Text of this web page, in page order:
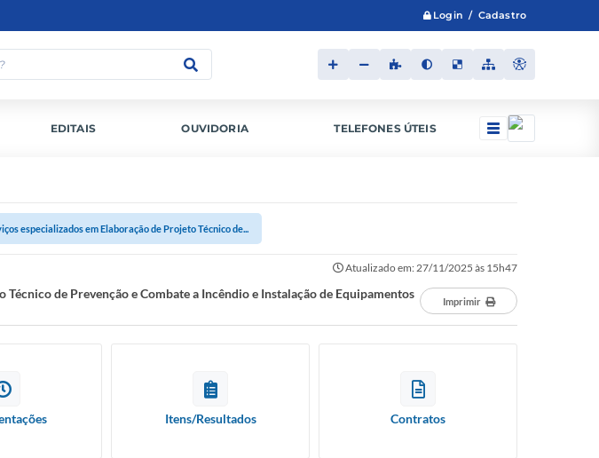
Login / Cadastro
EDITAIS OUVIDORIA TELEFONES ÚTEIS
especializados em Elaboração de Projeto Técnico de...
Atualizado em: 27/11/2025 às 15h47
de Prevenção e Combate a Incêndio e Instalação de Equipamentos
Imprimir
Itens/Resultados Contratos